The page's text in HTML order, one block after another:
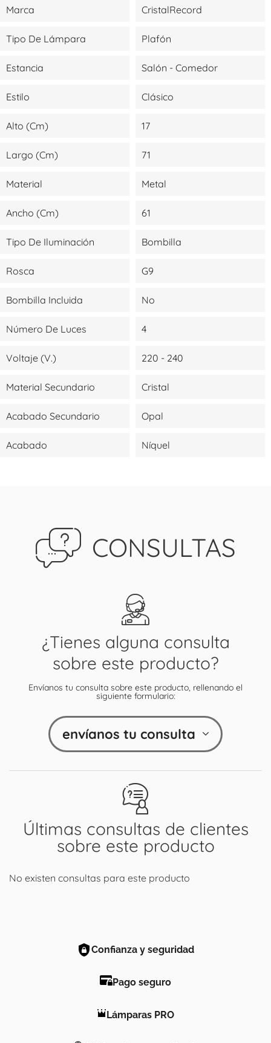
Marca CristalRecord
Tipo De Lámpara Plafón
Estancia Salón - Comedor
Estilo Clásico
Alto (cm) 17
Largo (cm) 71
Material Metal
Ancho (cm) 61
Tipo De Iluminación Bombilla
Rosca G9
Bombilla Incluida No
Número De Luces 4
Voltaje (V.) 220 - 240
Material Secundario Cristal
Acabado Secundario Opal
Acabado Níquel
CONSULTAS
Últimas consultas de clientes
sobre este producto
No existen consultas para este producto
¿Tienes alguna consulta
sobre este producto?
Envíanos tu consulta sobre este producto, rellenando el
siguiente formulario:
envíanos tu consulta
Confianza y seguridad
Pago seguro
Lámparas PRO